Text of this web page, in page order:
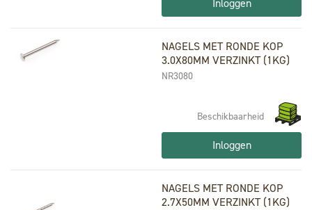
Inloggen
NAGELS MET RONDE KOP
3.0X80MM VERZINKT (1KG)
NR3080
Beschikbaarheid
Inloggen
NAGELS MET RONDE KOP
2.7X50MM VERZINKT (1KG)